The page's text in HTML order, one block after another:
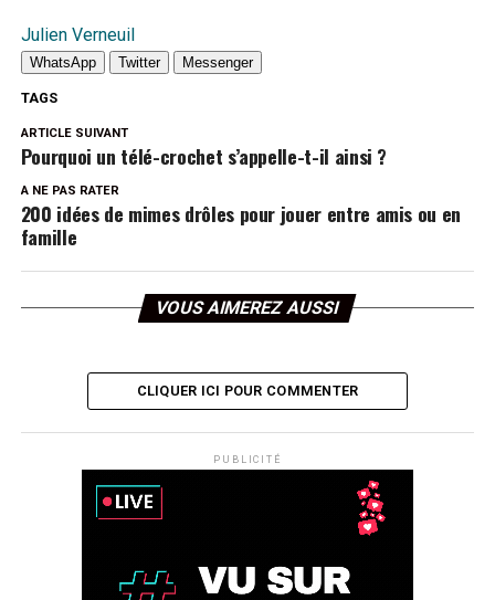
Julien Verneuil
WhatsApp Twitter Messenger
TAGS
ARTICLE SUIVANT
Pourquoi un télé-crochet s’appelle-t-il ainsi ?
A NE PAS RATER
200 idées de mimes drôles pour jouer entre amis ou en
famille
VOUS AIMEREZ AUSSI
CLIQUER ICI POUR COMMENTER
PUBLICITÉ